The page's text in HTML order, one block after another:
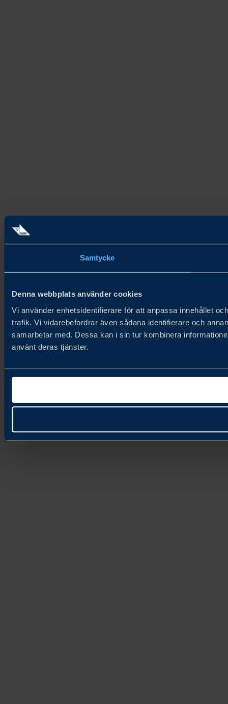
Samtycke
Denna webbplats använder cookies
Vi använder enhetsidentifierare för att anpassa innehållet
trafik. Vi vidarebefordrar även sådana identifierare och
samarbetar med. Dessa kan i sin tur kombinera
använt deras tjänster.